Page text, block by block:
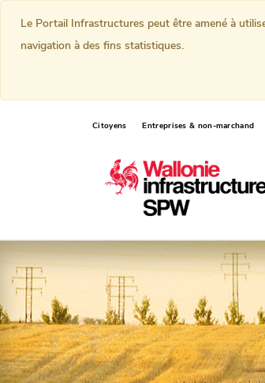
Citoyens Entreprises & non-marchand
Le Portail Infrastructures peut être amené à
navigation à des fins statistiques.